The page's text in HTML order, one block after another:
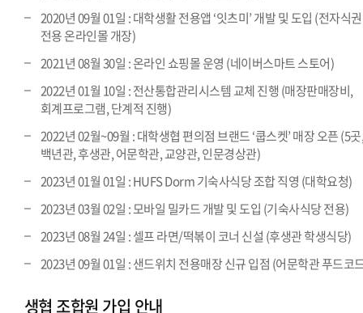
2020년 09월 01일 : 대학생활 전용앱 ‘잇츠미’ 개발 및 도입 (전자식
전용 온라인몰 개장)
2021년 08월 30일 : 온라인 쇼핑몰 운영 (네이버스마트 스토어)
2022년 01월 10일 : 전산통합관리시스템 교체 진행 (매장판매장비,
회계프로그램, 단계적 진행)
2022년 02월~09월 : 대학생협 편의점 브랜드 ‘쿱스켓’ 매장 오픈 (5
백년관, 후생관, 어문학관, 교양관, 인문경상관)
2023년 01월 01일 : HUFS Dorm 기숙사식당 조합 직영 (대학요청)
2023년 03월 02일 : 모바일 밀카드 개발 및 도입 (기숙사식당 전용)
2023년 08월 24일 : 셀프 라면/떡볶이 코너 신설 (후생관 학생식당)
2023년 09월 01일 : 샌드위치 전용매장 신규 입점 (어문학관 푸드코
생협 조합원 가입 안내